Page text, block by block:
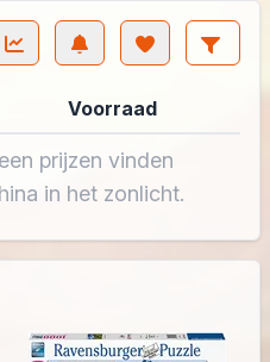
Voorraad
prijzen vinden
in het zonlicht.